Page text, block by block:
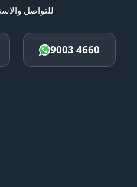
للتواصل
9003 4660